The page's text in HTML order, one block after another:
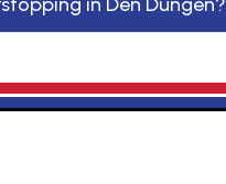
in Den Dungen?